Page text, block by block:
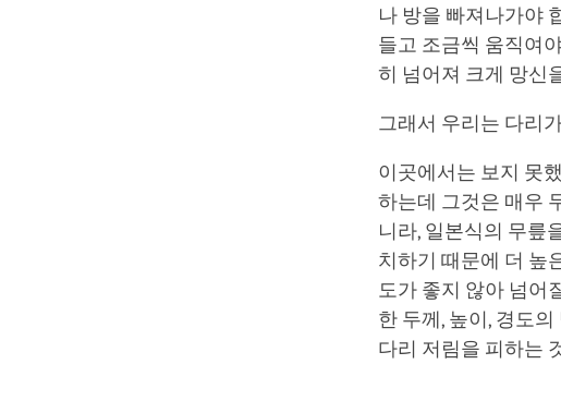
나 방을 빠져나가야
들고 조금씩 움직여
히 넘어져 크게 망신
그래서 우리는 다리
이곳에서는 보지 못
하는데 그것은 매우
니라, 일본식의 무릎
치하기 때문에 더 높
도가 좋지 않아 넘어
한 두께, 높이, 경도
다리 저림을 피하는